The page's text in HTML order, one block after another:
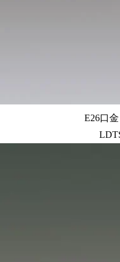
E26口